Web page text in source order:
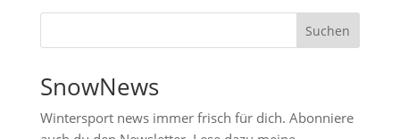
Suchen
SnowNews
Wintersport news immer frisch für dich. Abonniere